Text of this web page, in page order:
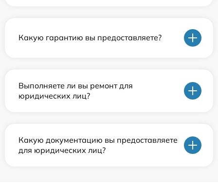
Какую гарантию вы предоставляете?
Выполняете ли вы ремонт для
юридических лиц?
Какую документацию вы предоставляете
для юридических лиц?